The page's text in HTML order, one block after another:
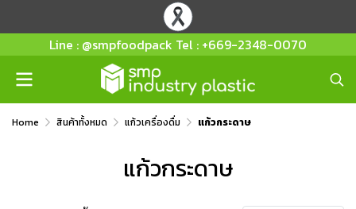
Line : @smpfoodpack Tel : +669-2348-0070
Home สินค้าทั้งหมด แก้วเครื่องดื่ม แก้วกระดาษ
แก้วกระดาษ